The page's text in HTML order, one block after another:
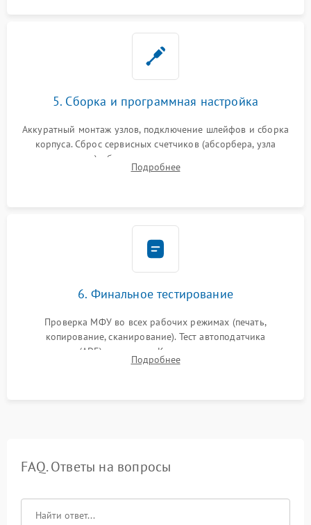
5. Сборка и программная настройка
Аккуратный монтаж узлов, подключение шлейфов и сборка
корпуса. Сброс сервисных счетчиков (абсорбера, узла
закрепления), обновление прошивки и программная
калибровка цветопередачи и позиционирования сканера.
Подробнее
6. Финальное тестирование
Проверка МФУ во всех рабочих режимах (печать,
копирование, сканирование). Тест автоподатчика
документов (ADF) и дуплекса. Контроль качества отпечатка
на отсутствие серого фона, полос и надежность запекания
Подробнее
FAQ. Ответы на вопросы